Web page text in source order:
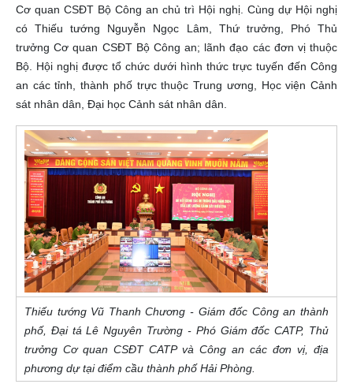
Cơ quan CSĐT Bộ Công an chủ trì Hội nghị. Cùng dự Hội nghị
có Thiếu tướng Nguyễn Ngọc Lâm, Thứ trưởng, Phó Thủ
trưởng Cơ quan CSĐT Bộ Công an; lãnh đạo các đơn vị thuộc
Bộ. Hội nghị được tổ chức dưới hình thức trực tuyến đến Công
an các tỉnh, thành phố trực thuộc Trung ương, Học viện Cảnh
sát nhân dân, Đại học Cảnh sát nhân dân.
Thiếu tướng Vũ Thanh Chương - Giám đốc Công an thành
phố, Đại tá Lê Nguyên Trường - Phó Giám đốc CATP, Thủ
trưởng Cơ quan CSĐT CATP và Công an các đơn vị, địa
phương dự tại điểm cầu thành phố Hải Phòng.